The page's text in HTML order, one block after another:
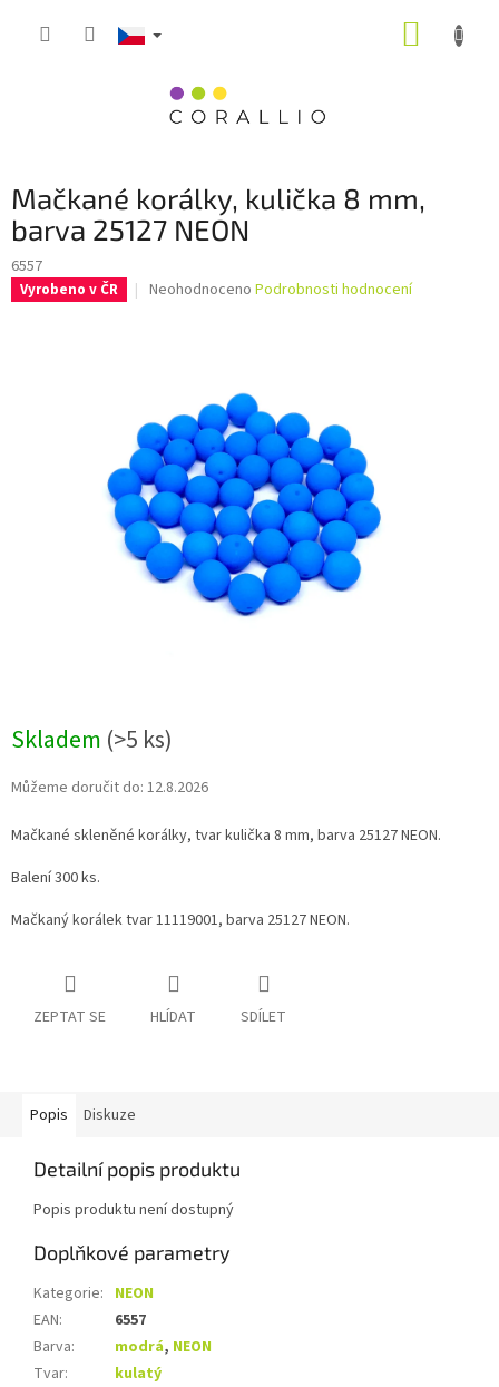
Mačkané korálky, kulička 8 mm,
barva 25127 NEON
6557
Vyrobeno v ČR
Průměrné
hvězdiček.
Neohodnoceno Podrobnosti hodnocení
Skladem (>5 ks)
Můžeme doručit do: 12.8.2026
Mačkané skleněné korálky, tvar kulička 8 mm, barva 25127 NEON.
Balení 300 ks.
Mačkaný korálek tvar 11119001, barva 25127 NEON.
ZEPTAT SE HLÍDAT SDÍLET
Popis Diskuze
Detailní popis produktu
Popis produktu není dostupný
Doplňkové parametry
Kategorie: NEON
EAN:
6557
Barva: modrá, NEON
Tvar:
kulatý